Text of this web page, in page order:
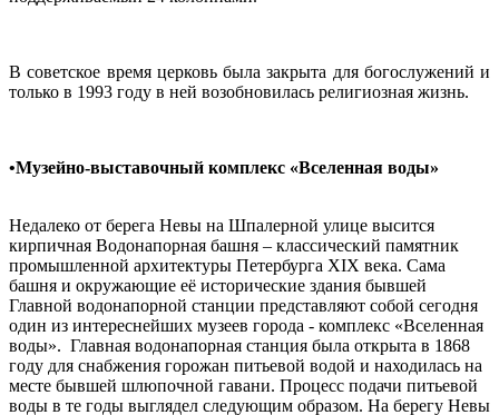
В советское время церковь была закрыта для богослужений и
только в 1993 году в ней возобновилась религиозная жизнь.
•Музейно-выставочный комплекс «Вселенная воды»
Недалеко от берега Невы на Шпалерной улице высится
кирпичная Водонапорная башня – классический памятник
промышленной архитектуры Петербурга XIX века. Сама
башня и окружающие её исторические здания бывшей
Главной водонапорной станции представляют собой сегодня
один из интереснейших музеев города - комплекс «Вселенная
воды». Главная водонапорная станция была открыта в 1868
году для снабжения горожан питьевой водой и находилась на
месте бывшей шлюпочной гавани. Процесс подачи питьевой
воды в те годы выглядел следующим образом. На берегу Невы